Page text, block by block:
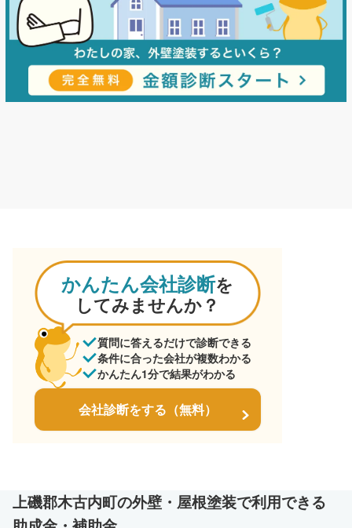
かんたん会社診断を
してみませんか？
質問に答えるだけで診断できる
条件に合った会社が複数わかる
かんたん1分で結果がわかる
会社診断をする（無料）
上磯郡木古内町の外壁・屋根塗装で利用できる